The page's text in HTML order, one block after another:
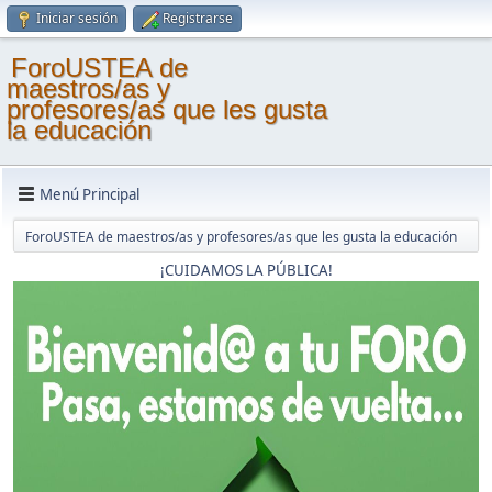
Iniciar sesión Registrarse
ForoUSTEA de
maestros/as y
profesores/as que les gusta
la educación
Menú Principal
ForoUSTEA de maestros/as y profesores/as que les gusta la educación
¡CUIDAMOS LA PÚBLICA!